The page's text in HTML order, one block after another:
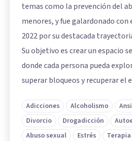
temas como la prevención del
menores, y fue galardonado
2022 por su destacada
Su objetivo es crear un espacio
donde cada persona pueda
superar bloqueos y recuperar el
Adicciones Alcoholismo
Divorcio
Drogadicción
Abuso sexual
Estrés